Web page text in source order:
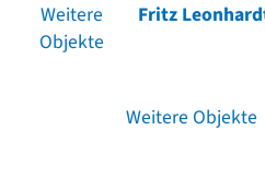
Weitere
Objekte
Fritz
Weitere Objekte